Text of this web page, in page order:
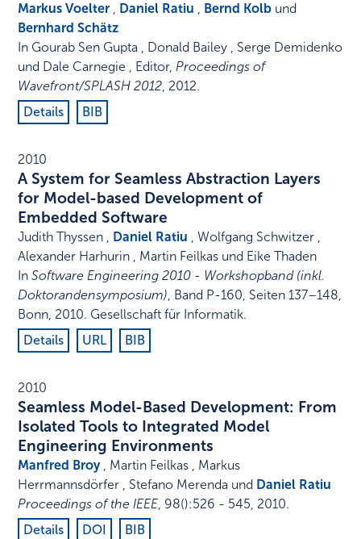
Markus Voelter , Daniel Ratiu , Bernd Kolb und
Bernhard Schätz
In Gourab Sen Gupta , Donald Bailey , Serge Demidenko
und Dale Carnegie , Editor,Proceedings of
Wavefront/SPLASH 2012, 2012.
Details
BIB
2010
A System for Seamless Abstraction Layers
for Model-based Development of
Embedded Software
Judith Thyssen , Daniel Ratiu , Wolfgang Schwitzer ,
Alexander Harhurin , Martin Feilkas und Eike Thaden
InSoftware Engineering 2010 - Workshopband (inkl.
Doktorandensymposium), Band P-160, Seiten 137–148,
Bonn, 2010. Gesellschaft für Informatik.
Details
URL BIB
2010
Seamless Model-Based Development: From
Isolated Tools to Integrated Model
Engineering Environments
Manfred Broy, Martin Feilkas , Markus
Herrmannsdörfer , Stefano Merenda und Daniel Ratiu
Proceedings of the IEEE, 98():526 - 545, 2010.
Details
DOI BIB